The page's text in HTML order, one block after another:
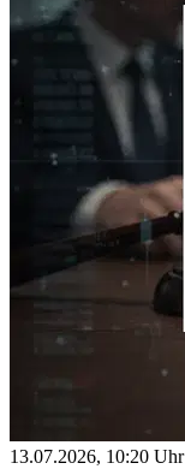
13.07.2026, 10:20 Uhr